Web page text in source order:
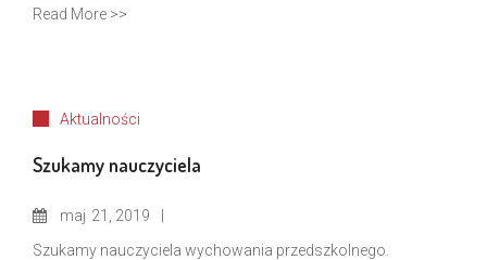
Read More >>
Aktualności
Szukamy nauczyciela
maj 21, 2019
Szukamy nauczyciela wychowania przedszkolnego.